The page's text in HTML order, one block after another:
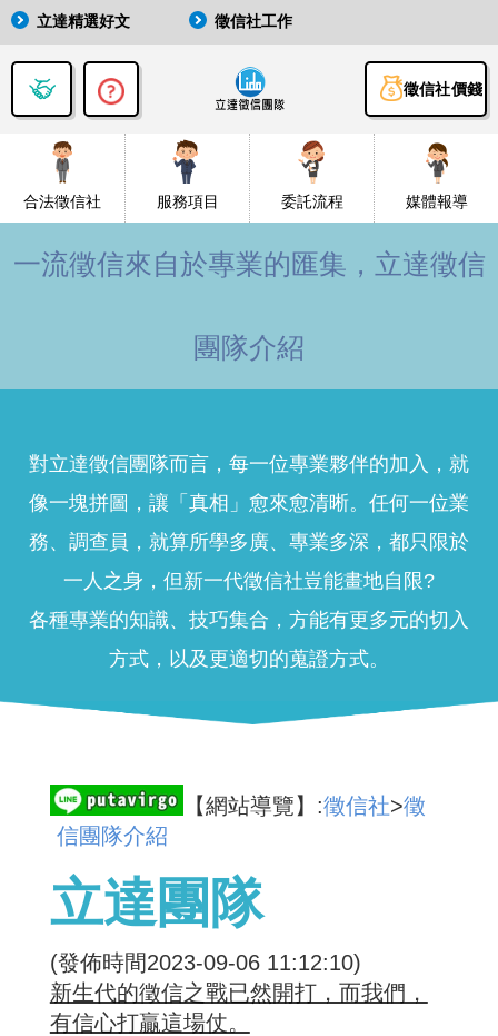
合法徵信社 服務項目 委託流程 媒體報導
徵信社價錢
立達精選好文 徵信社工作
一流徵信來自於專業的匯集，立達徵信
團隊介紹
對立達徵信團隊而言，每一位專業夥伴的加入，就
像一塊拼圖，讓「真相」愈來愈清晰。任何一位業
務、調查員，就算所學多廣、專業多深，都只限於
一人之身，但新一代徵信社豈能畫地自限?
各種專業的知識、技巧集合，方能有更多元的切入
方式，以及更適切的蒐證方式。
【網站導覽】:徵信社>徵
信團隊介紹
立達團隊
(發佈時間2023-09-06 11:12:10)
新生代的徵信之戰已然開打，而我們，
有信心打贏這場仗。